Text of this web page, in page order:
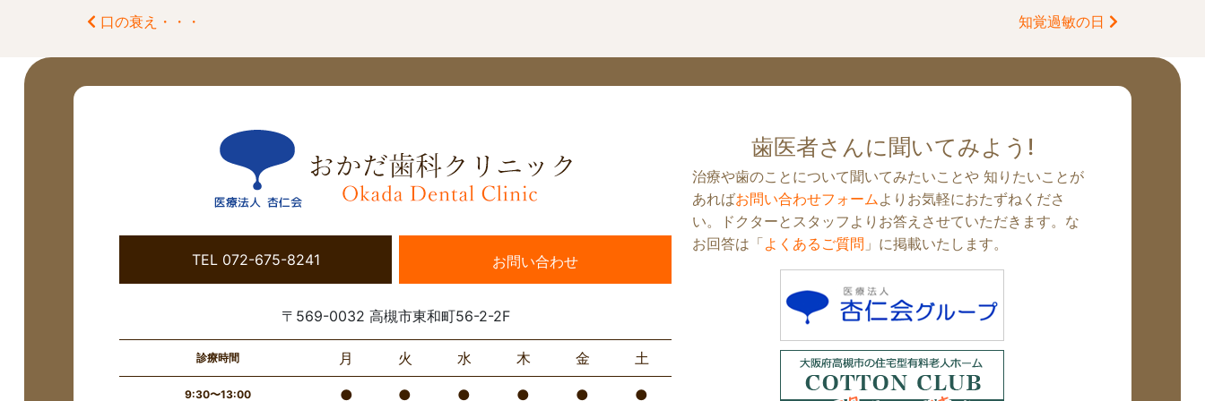
前
後
口の衰え・・・ 知覚過敏の日
歯医者さんに聞いてみよう!
治療や歯のことについて聞いてみたいことや 知りたいことが
あればお問い合わせフォーム よりお気軽におたずねくださ
い。ドクターとスタッフよりお答えさせていただきます。な
お回答は「よくあるご質問 」に掲載いたします。
TEL 072-675-8241
お問い合わせ
〒569-0032 高槻市東和町56-2-2F
診療時間 月 火 水 木 金 土
9:30〜13:00 ● ● ● ● ● ●